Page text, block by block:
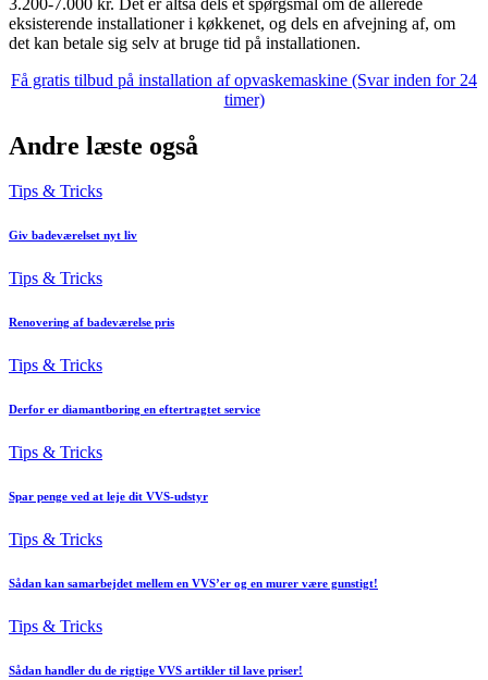
eksisterende installationer i køkkenet, og dels en afvejning af, om
det kan betale sig selv at bruge tid på installationen.
Få gratis tilbud på installation af opvaskemaskine (Svar inden for 24
timer)
Andre læste også
Tips & Tricks
Giv badeværelset nyt liv
Tips & Tricks
Renovering af badeværelse pris
Tips & Tricks
Derfor er diamantboring en eftertragtet service
Tips & Tricks
Spar penge ved at leje dit VVS-udstyr
Tips & Tricks
Sådan kan samarbejdet mellem en VVS’er og en murer være gunstigt!
Tips & Tricks
Sådan handler du de rigtige VVS artikler til lave priser!